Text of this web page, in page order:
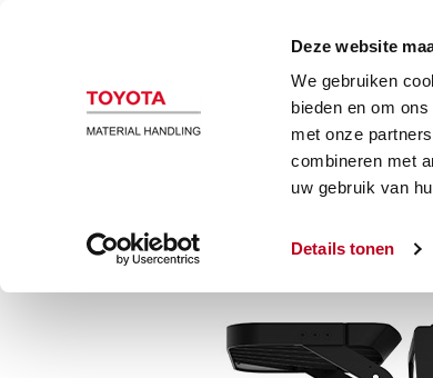
Deze website
We gebruiken
bieden en om
met onze
combineren met
uw gebruik van
Details tonen
Magazijn en heftrucks
Stapelaar
BT Staxio 1,6 ton